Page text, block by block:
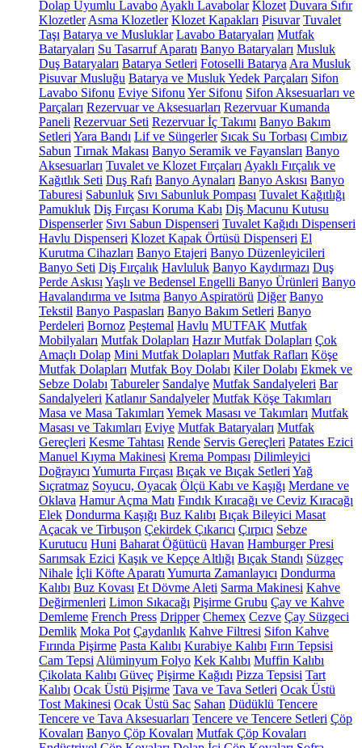
Dolap Uyumlu Lavabo Ayaklı Lavabolar Klozet Duvara Sıfır
Klozetler Asma Klozetler Klozet Kapakları Pisuvar Tuvalet
Taşı Batarya ve Musluklar Lavabo Bataryaları Mutfak
Bataryaları Su Tasarruf Aparatı Banyo Bataryaları Musluk
Duş Bataryaları Batarya Setleri Fotoselli Batarya Ara Musluk
Pisuvar Musluğu Batarya ve Musluk Yedek Parçaları Sifon
Lavabo Sifonu Eviye Sifonu Yer Sifonu Sifon Aksesuarları ve
Parçaları Rezervuar ve Aksesuarları Rezervuar Kumanda
Paneli Rezervuar Seti Rezervuar İç Takımı Banyo Bakım
Setleri Yara Bandı Lif ve Süngerler Sıcak Su Torbası Cımbız
Sabun Tırnak Makası Banyo Seramik ve Fayansları Banyo
Aksesuarları Tuvalet ve Klozet Fırçaları Ayaklı Fırçalık ve
Kağıtlık Seti Duş Rafı Banyo Aynaları Banyo Askısı Banyo
Taburesi Sabunluk Sıvı Sabunluk Pompası Tuvalet Kağıtlığı
Pamukluk Diş Fırçası Koruma Kabı Diş Macunu Kutusu
Dispenserler Sıvı Sabun Dispenseri Tuvalet Kağıdı Dispenseri
Havlu Dispenseri Klozet Kapak Örtüsü Dispenseri El
Kurutma Cihazları Banyo Etajeri Banyo Düzenleyicileri
Banyo Seti Diş Fırçalık Havluluk Banyo Kaydırmazı Duş
Perde Askısı Yaşlı ve Bedensel Engelli Banyo Ürünleri Banyo
Havalandırma ve Isıtma Banyo Aspiratörü Diğer Banyo
Tekstil Banyo Paspasları Banyo Bakım Setleri Banyo
Perdeleri Bornoz Peştemal Havlu MUTFAK Mutfak
Mobilyaları Mutfak Dolapları Hazır Mutfak Dolapları Çok
Amaçlı Dolap Mini Mutfak Dolapları Mutfak Rafları Köşe
Mutfak Dolapları Mutfak Boy Dolabı Kiler Dolabı Ekmek ve
Sebze Dolabı Tabureler Sandalye Mutfak Sandalyeleri Bar
Sandalyeleri Katlanır Sandalyeler Mutfak Köşe Takımları
Masa ve Masa Takımları Yemek Masası ve Takımları Mutfak
Masası ve Takımları Eviye Mutfak Bataryaları Mutfak
Gereçleri Kesme Tahtası Rende Servis Gereçleri Patates Ezici
Manuel Kıyma Makinesi Krema Pompası Dilimleyici
Doğrayıcı Yumurta Fırçası Bıçak ve Bıçak Setleri Yağ
Sıçratmaz Soyucu, Oyacak Ölçü Kabı ve Kaşığı Merdane ve
Oklava Hamur Açma Matı Fındık Kıracağı ve Ceviz Kıracağı
Elek Dondurma Kaşığı Buz Kalıbı Bıçak Bileyici Masat
Açacak ve Tirbuşon Çekirdek Çıkarıcı Çırpıcı Sebze
Kurutucu Huni Baharat Öğütücü Havan Hamburger Presi
Sarımsak Ezici Kaşık ve Kepçe Altlığı Bıçak Standı Süzgeç
Nihale İçli Köfte Aparatı Yumurta Zamanlayıcı Dondurma
Kalıbı Buz Kovası Et Dövme Aleti Sarma Makinesi Kahve
Değirmenleri Limon Sıkacağı Pişirme Grubu Çay ve Kahve
Demleme French Press Dripper Chemex Cezve Çay Süzgeci
Demlik Moka Pot Çaydanlık Kahve Filtresi Sifon Kahve
Fırında Pişirme Pasta Kalıbı Kurabiye Kalıbı Fırın Tepsisi
Cam Tepsi Alüminyum Folyo Kek Kalıbı Muffin Kalıbı
Çikolata Kalıbı Güveç Pişirme Kağıdı Pizza Tepsisi Tart
Kalıbı Ocak Üstü Pişirme Tava ve Tava Setleri Ocak Üstü
Tost Makinesi Ocak Üstü Sac Sahan Düdüklü Tencere
Tencere ve Tava Aksesuarları Tencere ve Tencere Setleri Çöp
Kovaları Banyo Çöp Kovaları Mutfak Çöp Kovaları